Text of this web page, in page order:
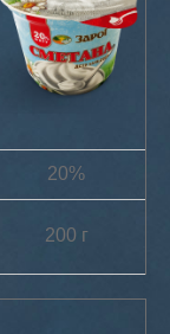
20%
200 г